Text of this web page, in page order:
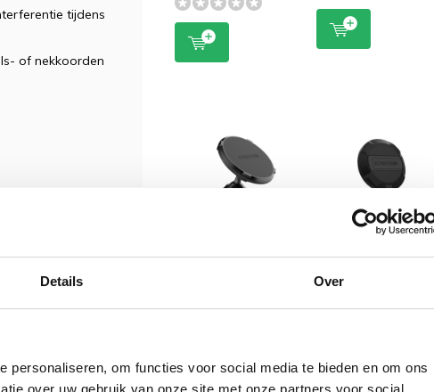
Details Over
personaliseren, om functies voor social media te bieden en om ons
over uw gebruik van onze site met onze partners voor social
tijdens
of nekkoorden
betaald is voor
Rokform Dual
Rokform Magnetic
Stand 15w
€ 49,95